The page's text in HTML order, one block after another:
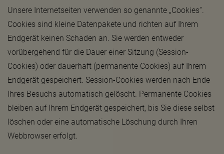
Unsere Internetseiten verwenden so genannte „Cookies“.
Cookies sind kleine Datenpakete und richten auf Ihrem
Endgerät keinen Schaden an. Sie werden entweder
vorübergehend für die Dauer einer Sitzung (Session-
Cookies) oder dauerhaft (permanente Cookies) auf Ihrem
Endgerät gespeichert. Session-Cookies werden nach Ende
Ihres Besuchs automatisch gelöscht. Permanente Cookies
bleiben auf Ihrem Endgerät gespeichert, bis Sie diese selbst
löschen oder eine automatische Löschung durch Ihren
Webbrowser erfolgt.